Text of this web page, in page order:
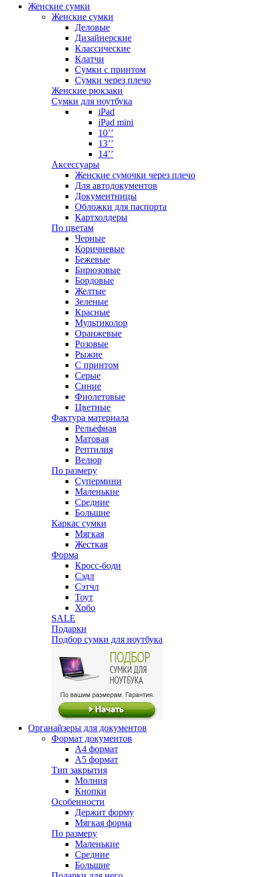
Женские сумки
Женские сумки
Деловые
Дизайнерские
Классические
Клатчи
Сумки с принтом
Сумки через плечо
Женские рюкзаки
Сумки для ноутбука
iPad
iPad mini
10’’
13’’
14’’
Аксессуары
Женские сумочки через плечо
Для автодокументов
Документницы
Обложки для паспорта
Картхолдеры
По цветам
Черные
Коричневые
Бежевые
Бирюзовые
Бордовые
Желтые
Зеленые
Красные
Мультиколор
Оранжевые
Розовые
Рыжие
С принтом
Серые
Синие
Фиолетовые
Цветные
Фактура материала
Рельефная
Матовая
Рептилия
Велюр
По размеру
Супермини
Маленькие
Средние
Большие
Каркас сумки
Мягкая
Жесткая
Форма
Кросс-боди
Сэдл
Сэтчл
Тоут
Хобо
SALE
Подарки
Подбор сумки для ноутбука
Органайзеры для документов
Формат документов
А4 формат
А5 формат
Тип закрытия
Молния
Кнопки
Особенности
Держит форму
Мягкая форма
По размеру
Маленькие
Средние
Большие